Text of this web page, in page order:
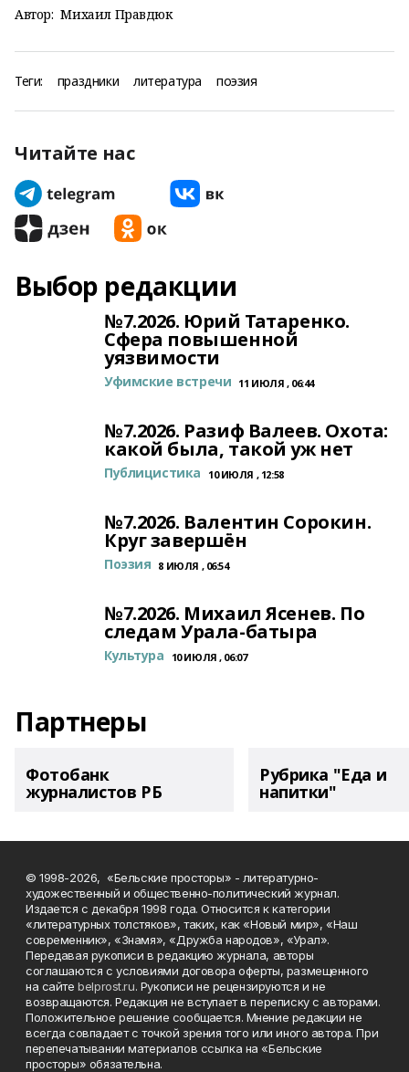
Автор: Михаил Правдюк
Теги: праздники литература поэзия
Читайте нас
Выбор редакции
№7.2026. Юрий Татаренко.
Сфера повышенной
уязвимости
Уфимские встречи 11 ИЮЛЯ , 06:44
№7.2026. Разиф Валеев. Охота:
какой была, такой уж нет
Публицистика 10 ИЮЛЯ , 12:58
№7.2026. Валентин Сорокин.
Круг завершён
Поэзия 8 ИЮЛЯ , 06:54
№7.2026. Михаил Ясенев. По
следам Урала-батыра
Культура 10 ИЮЛЯ , 06:07
Партнеры
Фотобанк
журналистов РБ
Рубрика "Еда и
напитки"
© 1998-2026, «Бельские просторы» - литературно-
художественный и общественно-политический журнал.
Издается с декабря 1998 года. Относится к категории
«литературных толстяков», таких, как «Новый мир», «Наш
современник», «Знамя», «Дружба народов», «Урал».
Передавая рукописи в редакцию журнала, авторы
соглашаются с условиями договора оферты, размещенного
на сайтеbelprost.ru. Рукописи не рецензируются и не
возвращаются. Редакция не вступает в переписку с авторами.
Положительное решение сообщается. Мнение редакции не
всегда совпадает с точкой зрения того или иного автора. При
перепечатывании материалов ссылка на «Бельские
просторы» обязательна.